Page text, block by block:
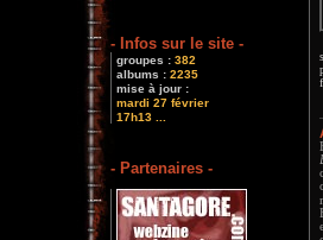
- Infos sur le site -
groupes : 382
albums : 2235
mise à jour :
mardi 27 février
17h13 ...
- Partenaires -